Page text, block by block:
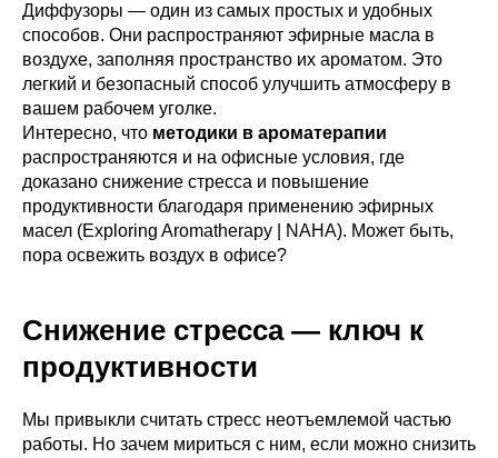
Диффузоры — один из самых простых и удобных
способов. Они распространяют эфирные масла в
воздухе, заполняя пространство их ароматом. Это
легкий и безопасный способ улучшить атмосферу в
вашем рабочем уголке.
Интересно, что методики в ароматерапии
распространяются и на офисные условия, где
доказано снижение стресса и повышение
продуктивности благодаря применению эфирных
масел (Exploring Aromatherapy | NAHA). Может быть,
пора освежить воздух в офисе?
Снижение стресса — ключ к
продуктивности
Мы привыкли считать стресс неотъемлемой частью
работы. Но зачем мириться с ним, если можно снизить